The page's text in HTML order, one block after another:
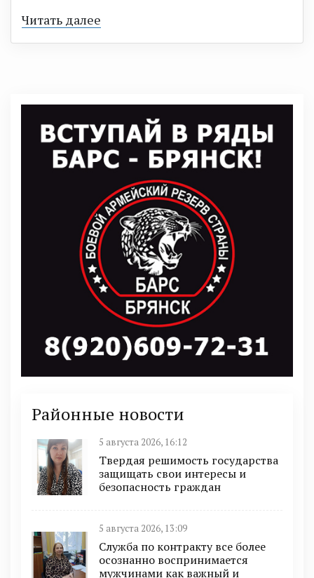
Читать далее
Районные новости
5 августа 2026, 16:12
Твердая решимость государства
защищать свои интересы и
безопасность граждан
5 августа 2026, 13:09
Служба по контракту все более
осознанно воспринимается
мужчинами как важный и